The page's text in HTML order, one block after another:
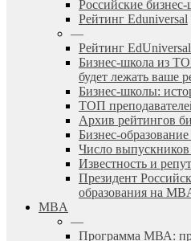
Российские
Рейтинг Eduniversal
—
Рейтинг
Бизнес-школа из
будет лежать ваше
Бизнес-школы:
ТОП
Архив рейтингов
Бизнес-
Число
Известность и
Президент
образования на
MBA
—
Программа МВА: